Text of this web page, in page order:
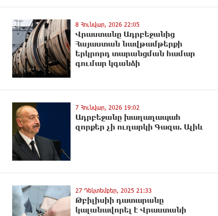
8 Հունվար, 2026 22:05
Վրաստանը Ադրբեջանից
Հայաստան նավթամթերքի
երկրորդ տարանցման համար
գումար կգանձի
7 Հունվար, 2026 19:02
Ադրբեջանը խաղաղապահ
զnրքեր չի ուղարկի Գազա. Ալիև
27 Դեկտեմբեր, 2025 21:33
Թբիլիսիի դատարանը
կալանավորել է Վրաստանի